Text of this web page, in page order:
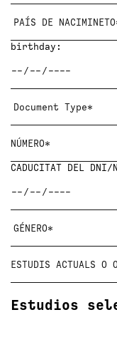
birthday:
CADUCITAT DEL
Estudios